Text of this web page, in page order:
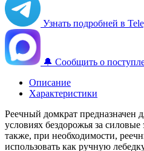
Узнать подробней в
🔔 Сообщить о
Описание
Характеристики
Реечный домкрат предназначен
условиях бездорожья за
также, при необходимости,
использовать как ручную